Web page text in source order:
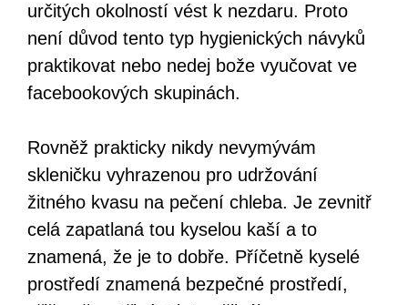
určitých okolností vést k nezdaru. Proto
není důvod tento typ hygienických návyků
praktikovat nebo nedej bože vyučovat ve
facebookových skupinách.
Rovněž prakticky nikdy nevymývám
skleničku vyhrazenou pro udržování
žitného kvasu na pečení chleba. Je zevnitř
celá zapatlaná tou kyselou kaší a to
znamená, že je to dobře. Příčetně kyselé
prostředí znamená bezpečné prostředí,